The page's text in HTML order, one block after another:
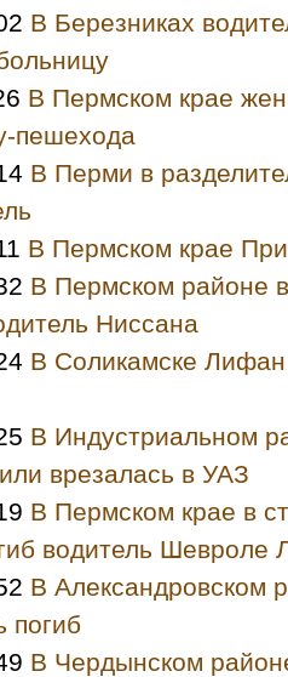
В Березниках
В Пермском крае
пешехода
В Перми в
В Пермском крае
В Пермском районе
Ниссана
В Соликамске
В Индустриальном
врезалась в УАЗ
В Пермском крае в
водитель Шевроле
В Александровском
погиб
В Чердынском